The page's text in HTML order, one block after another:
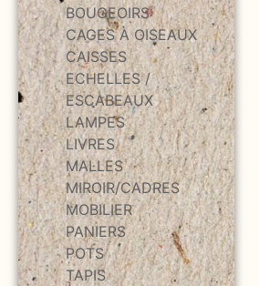
BOUGEOIRS
CAGES À OISEAUX
CAISSES
ECHELLES /
ESCABEAUX
LAMPES
LIVRES
MALLES
MIROIR/CADRES
MOBILIER
PANIERS
POTS
TAPIS